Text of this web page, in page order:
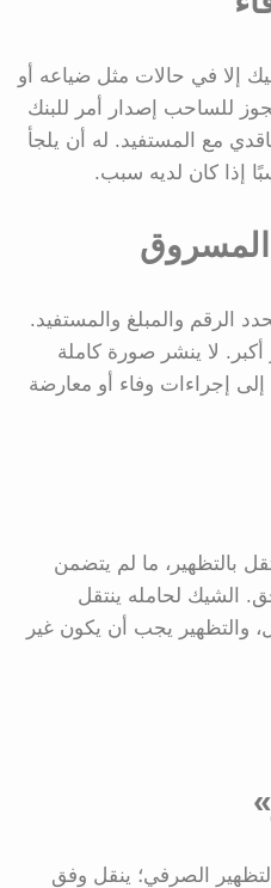
إلا في حالات مثل ضياعه أو
للساحب إصدار أمر للبنك
مع المستفيد. له أن يلجأ
إذا كان لديه سبب.
المسروق
الرقم والمبلغ والمستفيد.
أكبر. لا ينشر صورة كاملة
إجراءات وفاء أو معارضة
بالتظهير، ما لم يتضمن
الشيك لحامله ينتقل
والتظهير يجب أن يكون غير
الصرفي؛ ينقل وفق